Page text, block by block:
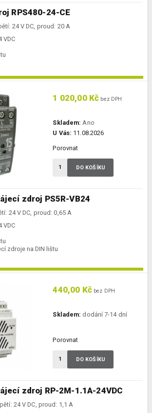
RPS480-24-CE
24 V DC, proud: 20 A
VDC
zdroj PS5R-VB24
24 V DC, proud: 0,65 A
VDC
zdroje na DIN lištu
1 020,00 Kč bez DPH
Skladem: Ano
U Vás: 11.08.2026
Porovnat
DO KOŠÍKU
zdroj RP-2M-1.1A-24VDC
24 V DC, proud: 1,1 A
440,00 Kč bez DPH
Skladem: dodání 7-14 dní
Porovnat
DO KOŠÍKU